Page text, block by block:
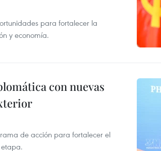
para fortalecer la
y economía.
con nuevas
de acción para fortalecer el